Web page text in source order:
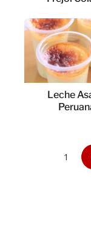
Leche
1